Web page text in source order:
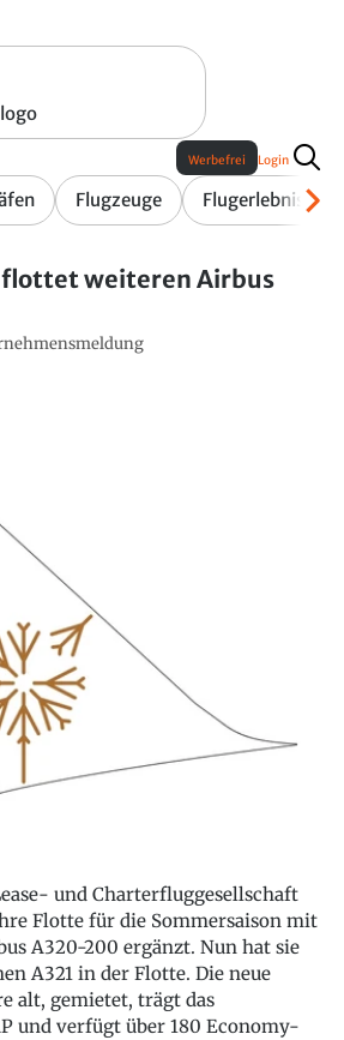
Flugzeuge Flugerlebnis
Werbefrei Login
weiteren Airbus
und Charterfluggesellschaft
Flotte für die Sommersaison mit
A320-200 ergänzt. Nun hat sie
A321 in der Flotte. Die neue
alt, gemietet, trägt das
und verfügt über 180 Economy-